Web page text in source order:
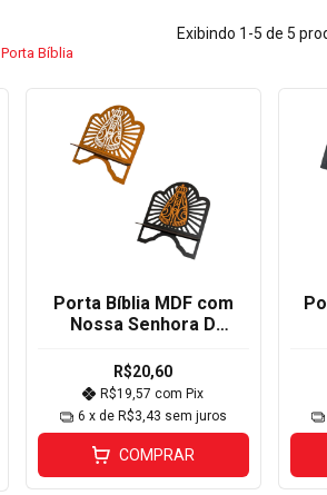
Porta Bíblia
Exibindo 1-5 de 5
Porta Bíblia MDF com
Nossa Senhora D
R$20,60
R$19,57com Pix
6 x de R$3,43 sem juros
COMPRAR